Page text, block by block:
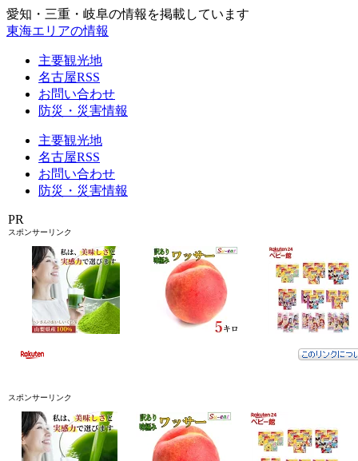
愛知・三重・岐阜の情報を掲載しています
東海エリアの情報
主要観光地
名古屋RSS
お問い合わせ
防災・災害情報
主要観光地
名古屋RSS
お問い合わせ
防災・災害情報
PR
スポンサーリンク
スポンサーリンク